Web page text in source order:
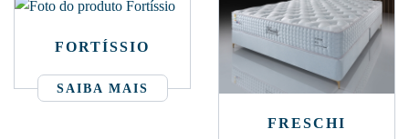
FORTÍSSIO
SAIBA MAIS
FRESCHI